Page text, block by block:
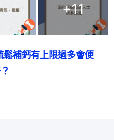
+11
鬆補鈣有上限過多會便